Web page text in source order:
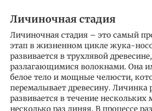
Личиночная стадия
Личиночная стадия – это самый
этап в жизненном цикле жука-
развивается в трухлявой
разлагающимися волокнами. Она
белое тело и мощные челюсти,
перемалывает древесину. Личинка
развивается в течение нескольких
несколько раз линяя. В процессе